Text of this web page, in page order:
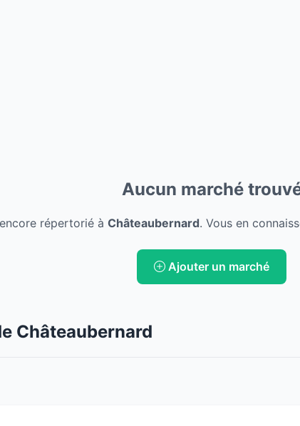
Aucun marché
répertorié à Châteaubernard. Vous en
Ajouter un marché
Châteaubernard